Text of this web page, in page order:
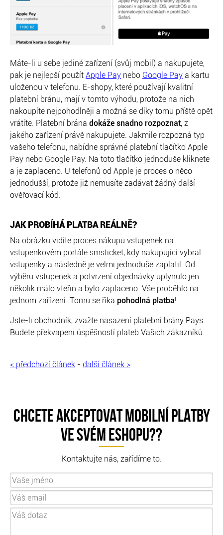
Máte-li u sebe jediné zařízení (svůj mobil) a nakupujete,
pak je nejlepší použítApple Pay nebo Google Paya kartu
uloženou v telefonu. E-shopy, které používají kvalitní
platební bránu, mají v tomto výhodu, protože na nich
nakoupíte nejpohodlněji a možná se díky tomu příště opět
vrátíte. Platební brána dokáže snadno rozpoznat, z
jakého zařízení právě nakupujete. Jakmile rozpozná typ
vašeho telefonu, nabídne správné platební tlačítko Apple
Pay nebo Google Pay. Na toto tlačítko jednoduše kliknete
a je zaplaceno. U telefonů od Apple je proces o něco
jednodušší, protože již nemusíte zadávat žádný další
ověřovací kód.
JAK PROBÍHÁ PLATBA REÁLNĚ?
Na obrázku vidíte proces nákupu vstupenek na
vstupenkovém portále smsticket, kdy nakupující vybral
vstupenky a následně je velmi jednoduše zaplatil. Od
výběru vstupenek a potvrzení objednávky uplynulo jen
několik málo vteřin a bylo zaplaceno. Vše proběhlo na
jednom zařízení. Tomu se říka pohodlná platba!
Jste-li obchodník, zvažte nasazení platební brány Pays.
Budete překvapeni úspěšností plateb Vašich zákazníků.
< předchozí článek - další článek >
CHCETE AKCEPTOVAT MOBILNÍ PLATBY
VE SVÉM ESHOPU??
Kontaktujte nás, zařídíme to.